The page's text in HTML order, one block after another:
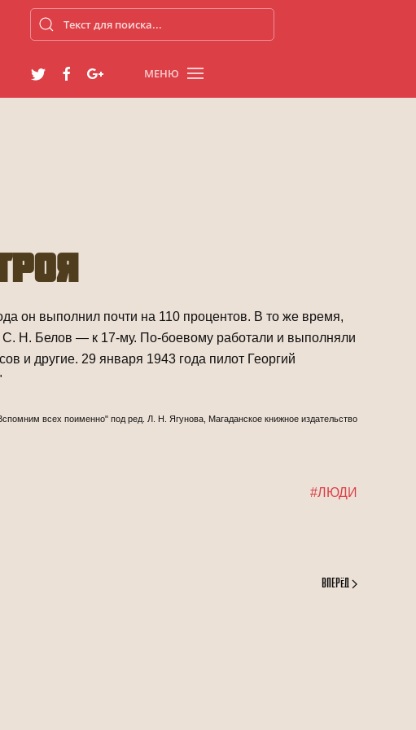
МЕНЮ
он выполнил почти на 110 процентов. В то же время,
Н. Белов — к 17-му. По-боевому работали и выполняли
и другие. 29 января 1943 года пилот Георгий
всех поименно" под ред. Л. Н. Ягунова, Магаданское книжное издательство
#ЛЮДИ
Вперёд